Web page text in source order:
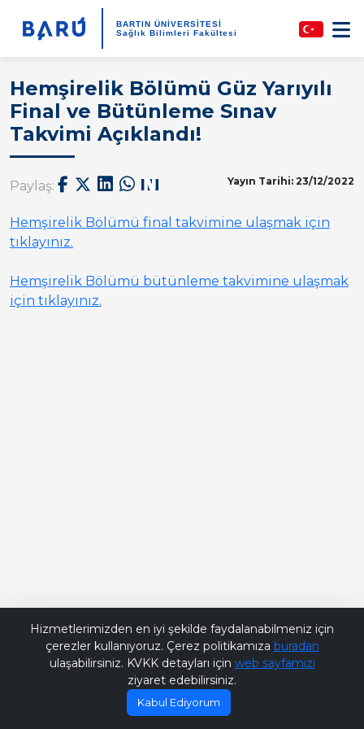
BARTIN ÜNİVERSİTESİ
Sağlık Bilimleri Fakültesi
Hemşirelik Bölümü Güz Yarıyılı
Final ve Bütünleme Sınav
Takvimi Açıklandı!
Paylaş: Yayın Tarihi: 23/12/2022
Hemşirelik Bölümü final takvimine ulaşmak için
tıklayınız.
Hemşirelik Bölümü bütünleme takvimine ulaşmak
için tıklayınız.
Hizmetlerimizden en iyi şekilde faydalanabilmeniz için
çerezler kullanıyoruz. Çerez politikamıza buradan
ulaşabilirsiniz. KVKK detayları için web sayfamızı
ziyaret edebilirsiniz.
Kabul Ediyorum
Bana Soru Sor | Ask Me